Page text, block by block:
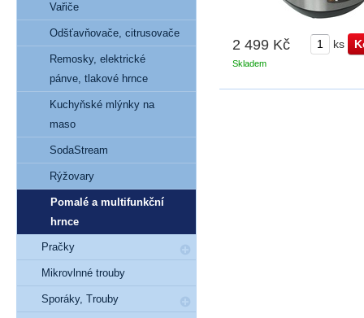
2 499 Kč ks
Skladem
Vařiče
Odšťavňovače, citrusovače
Remosky, elektrické
pánve, tlakové hrnce
Kuchyňské mlýnky na
maso
SodaStream
Rýžovary
Pomalé a multifunkční
hrnce
Pračky
Mikrovlnné trouby
Sporáky, Trouby